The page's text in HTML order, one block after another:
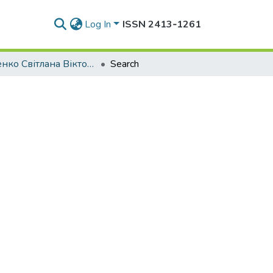
Log In ISSN 2413‑1261
Візіренко Світлана Вікторівна Search